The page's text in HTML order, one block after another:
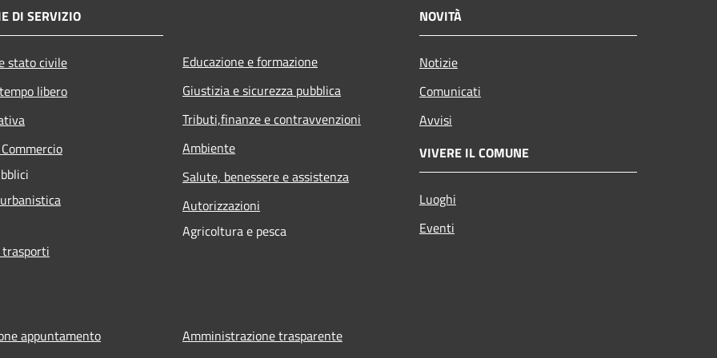
DI SERVIZIO
stato civile
libero
Educazione e formazione
Giustizia e sicurezza pubblica
Tributi,finanze e contravvenzioni
Ambiente
Salute, benessere e assistenza
Autorizzazioni
Agricoltura e pesca
NOVITÀ
Notizie
Comunicati
Avvisi
VIVERE IL COMUNE
Luoghi
Eventi
appuntamento
Amministrazione trasparente